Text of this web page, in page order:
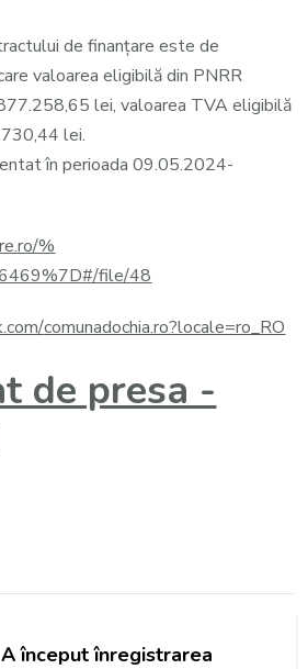
de finanțare este de
valoarea eligibilă din PNRR
lei, valoarea TVA eligibilă
lei.
în perioada 09.05.2024-
%
file/48
comunadochia.ro?locale=ro_RO
de presa -
A început înregistrarea